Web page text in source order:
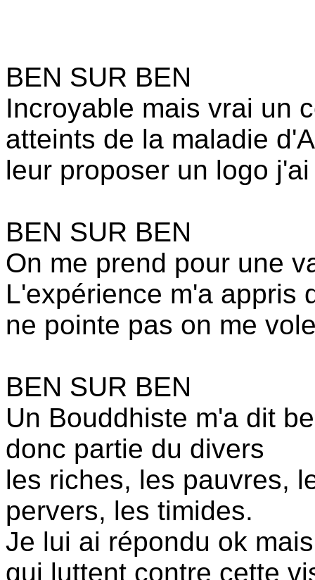
BEN SUR BEN
Incroyable mais vrai un
atteints de la maladie
leur proposer un logo
BEN SUR BEN
On me prend pour une
L'expérience m'a appris
ne pointe pas on me
BEN SUR BEN
Un Bouddhiste m'a dit
donc partie du divers
les riches, les pauvres,
pervers, les timides.
Je lui ai répondu ok
qui luttent contre cette